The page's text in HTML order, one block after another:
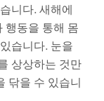
니다. 새해에
행동을 통해 몸
습니다. 눈을
상상하는 것만
닦을 수 있습니